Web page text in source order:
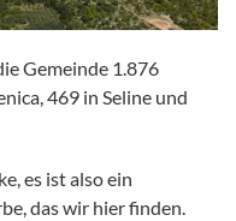
Gemeinde 1.876
469 in Seline und
es ist also ein
das wir hier finden.